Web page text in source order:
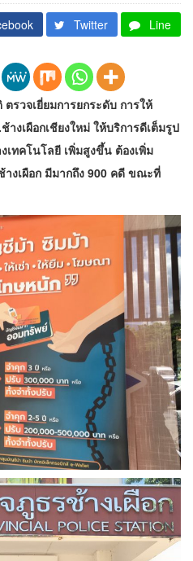
Twitter Line
รวจเยี่ยมการยกระดับ การให้
งเผือกเชียงใหม่ ให้บริการดีเต็มรูป
ทคโนโลยี เพิ่มสูงขึ้น ต้องเพิ่ม
งเผือก มีมากถึง 900 คดี ขณะที่